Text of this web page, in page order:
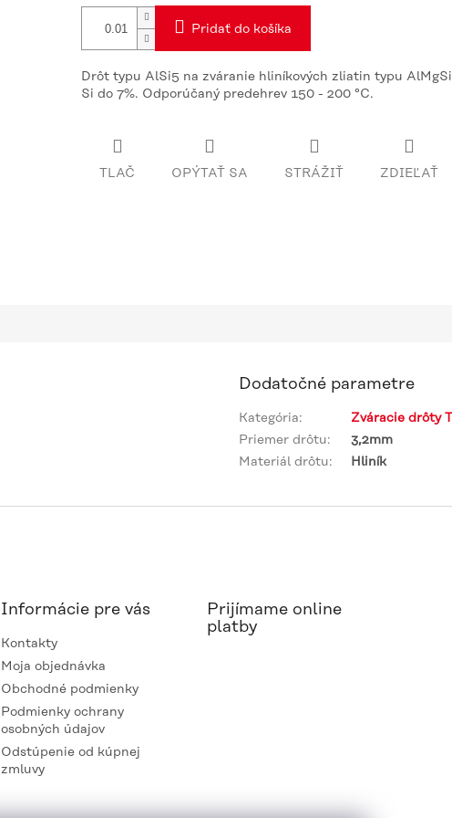
Pridať do košíka
Drôt typu AlSi5 na zváranie hliníkových zliatin typu
Si do 7%. Odporúčaný predehrev 150 - 200 °C.
TLAČ OPÝTAŤ SA STRÁŽIŤ ZDIEĽAŤ
Dodatočné parametre
Kategória:
Zváracie drôty
Priemer drôtu:
3,2mm
Materiál drôtu: Hliník
Informácie pre vás
Kontakty
Moja objednávka
Obchodné podmienky
Podmienky ochrany
osobných údajov
Odstúpenie od kúpnej
zmluvy
Prijímame online
platby